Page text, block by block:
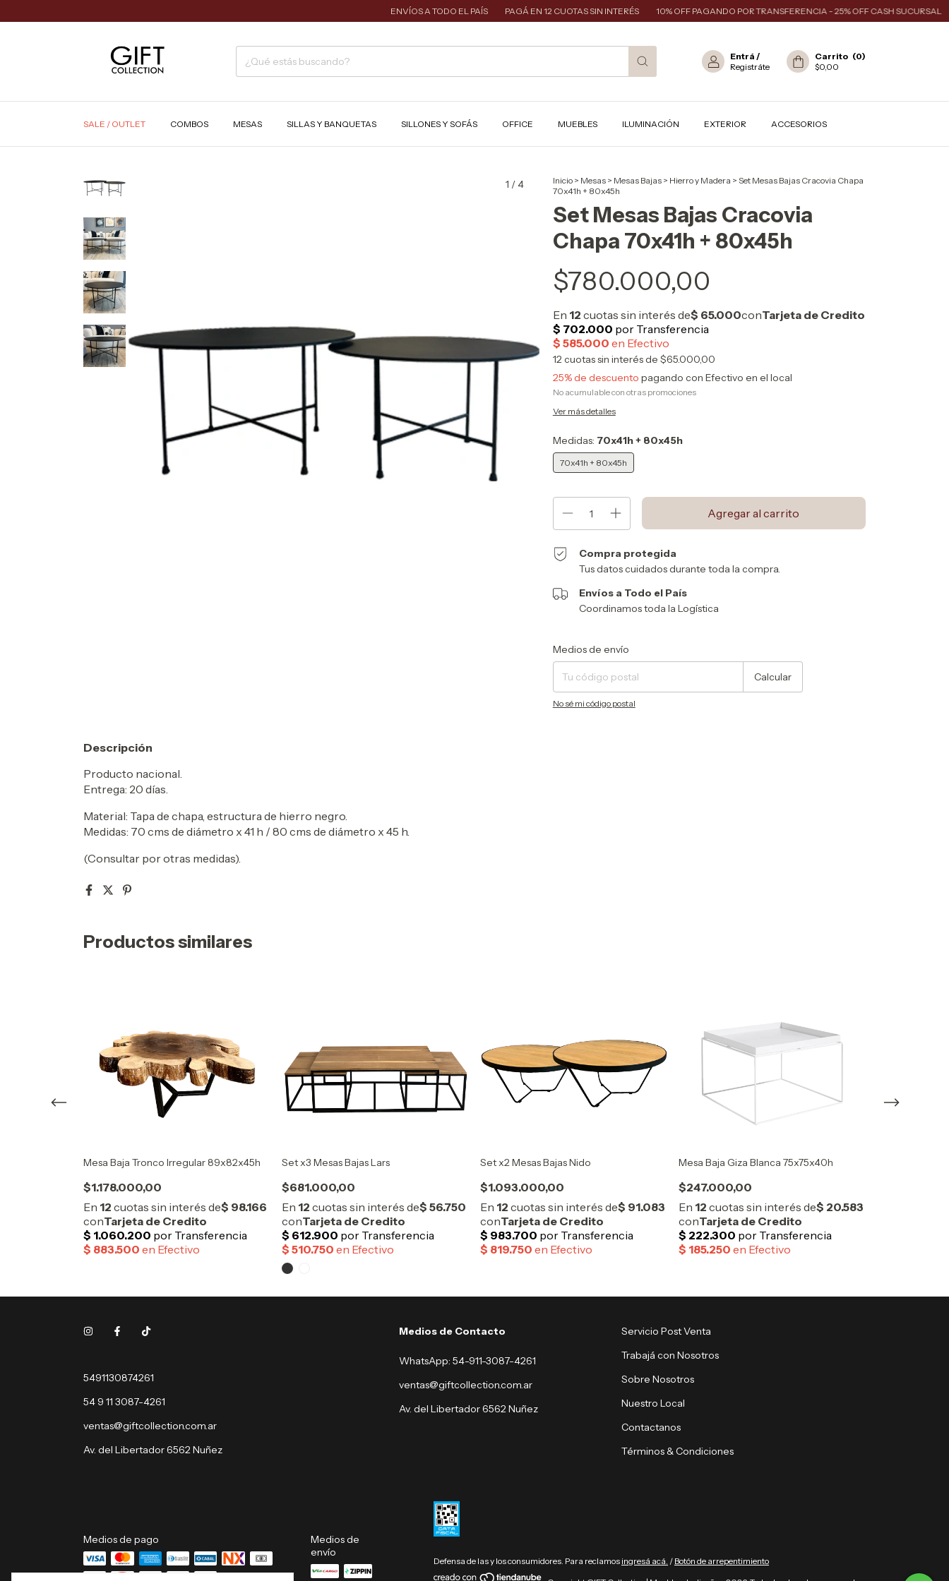
ENVÍOS A TODO EL PAÍS PAGÁ EN 12 CUOTAS SIN INTERÉS 10% OFF PAGANDO POR TRANSFERENCIA - 25% OFF CASH SUCURSAL
Entrá /
Registráte
Carrito (0)
$0,00
SALE / OUTLET COMBOS MESAS SILLAS Y BANQUETAS SILLONES Y SOFÁS OFFICE MUEBLES ILUMINACIÓN EXTERIOR ACCESORIOS
1 /4 Inicio > Mesas > Mesas Bajas > Hierro y Madera > Set Mesas Bajas Cracovia Chapa
70x41h + 80x45h
Set Mesas Bajas Cracovia
Chapa 70x41h + 80x45h
$780.000,00
12cuotas sin interés de $65.000,00
25% de descuento pagando con Efectivo en el local
No acumulable con otras promociones
Ver más detalles
Medidas: 70x41h + 80x45h
70x41h + 80x45h
Compra protegida
Tus datos cuidados durante toda la compra.
Envíos a Todo el País
Coordinamos toda la Logística
Entregas para el CP:
Medios de envío
Calcular
No sé mi código postal
Descripción
Producto nacional.
Entrega: 20 días.
Material: Tapa de chapa, estructura de hierro negro.
Medidas: 70 cms de diámetro x 41 h / 80 cms de diámetro x 45 h.
(Consultar por otras medidas).
Productos similares
Mesa Baja Tronco Irregular 89x82x45h
$1.178.000,00
Set x3 Mesas Bajas Lars
$681.000,00
Set x2 Mesas Bajas Nido
$1.093.000,00
Mesa Baja Giza Blanca 75x75x40h
$247.000,00
5491130874261
54 9 11 3087-4261
ventas@giftcollection.com.ar
Av. del Libertador 6562 Nuñez
Medios de Contacto
WhatsApp: 54-911-3087-4261
ventas@giftcollection.com.ar
Av. del Libertador 6562 Nuñez
Servicio Post Venta
Trabajá con Nosotros
Sobre Nosotros
Nuestro Local
Contactanos
Términos & Condiciones
Medios de pago
Medios de
envío
Defensa de las y los consumidores. Para reclamos ingresá acá. / Botón de arrepentimiento